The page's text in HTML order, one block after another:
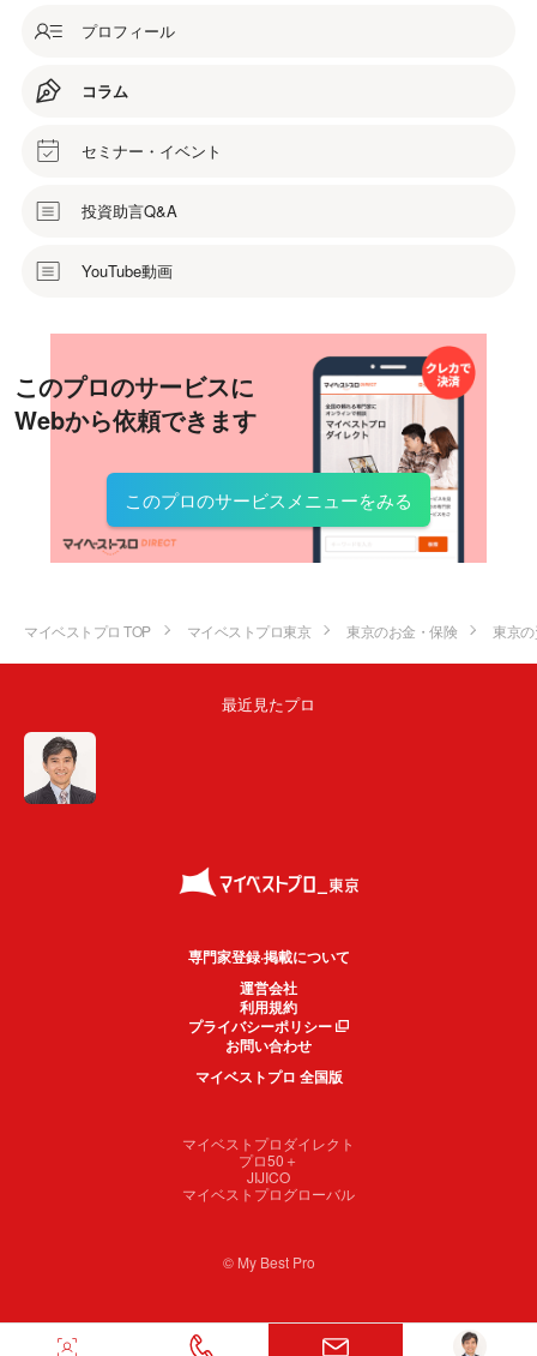
プロフィール
コラム
セミナー・イベント
投資助言Q&A
YouTube動画
このプロのサービスに
Webから依頼できます
このプロのサービスメニューをみる
マイベストプロ TOP マイベストプロ東京 東京のお金・保険 東京
最近見たプロ
専門家登録·掲載について
運営会社
利用規約
プライバシーポリシー
お問い合わせ
マイベストプロ 全国版
マイベストプロダイレクト
プロ50＋
JIJICO
マイベストプログローバル
© My Best Pro